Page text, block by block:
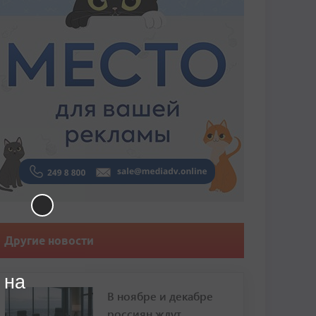
Другие новости
В ноябре и декабре